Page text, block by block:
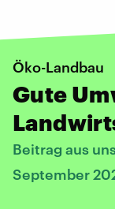
Öko-Landbau
Gute
Beitrag aus
September